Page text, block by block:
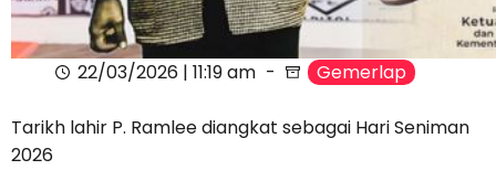
22/03/2026 | 11:19 am Gemerlap
Tarikh lahir P. Ramlee diangkat sebagai Hari Seniman
2026